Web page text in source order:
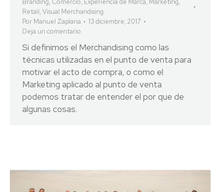
Branding, Comercio, Experiencia de Marca, Marketing,
Retail, Visual Merchandising
Por Manuel Zaplana
13 diciembre, 2017
Deja un comentario
Si definimos el Merchandising como las
técnicas utilizadas en el punto de venta para
motivar el acto de compra, o como el
Marketing aplicado al punto de venta
podemos tratar de entender el por que de
algunas cosas.